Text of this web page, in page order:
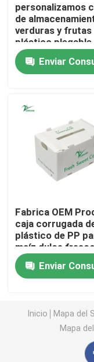
Cajas
Cajas
Tablero de
Los PP
Hoja de Corflute
Cubierta plástica
Cajas
Los PP
personalizamos
de
verduras y frutas
plástico plegable
color PP Correx
Corflute
reciclable
Enviar
Fabrica OEM
caja corrugada
plástico de PP
maíz dulce fresco
brócoli
de jengibre
Enviar
Inicio Mapa del
Mapa